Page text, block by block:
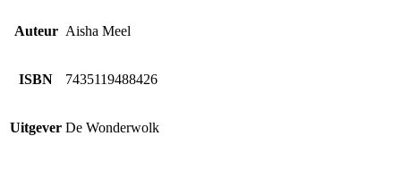
Auteur Aisha Meel
ISBN 7435119488426
Uitgever De Wonderwolk